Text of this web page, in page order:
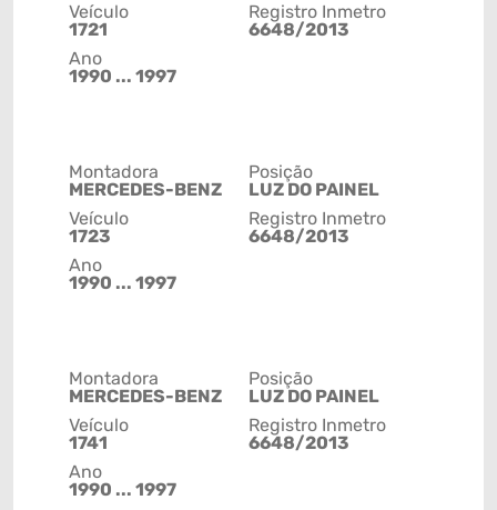
Veículo
1721
Ano
1990 ... 1997
Registro Inmetro
6648/2013
Montadora
MERCEDES-BENZ
Veículo
1723
Ano
1990 ... 1997
Posição
LUZ DO PAINEL
Registro Inmetro
6648/2013
Montadora
MERCEDES-BENZ
Veículo
1741
Ano
1990 ... 1997
Posição
LUZ DO PAINEL
Registro Inmetro
6648/2013